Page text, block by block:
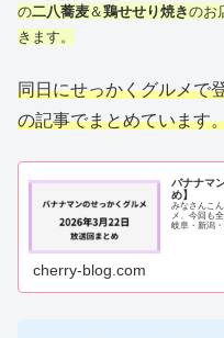
の二八蕎麦＆鶏せせり焼きのお
きます。
同日にせっかくグルメで
の記事でまとめています
バナナマ
め】
みなさんこ
メ、今回も
岐阜・新潟
cherry-blog.com